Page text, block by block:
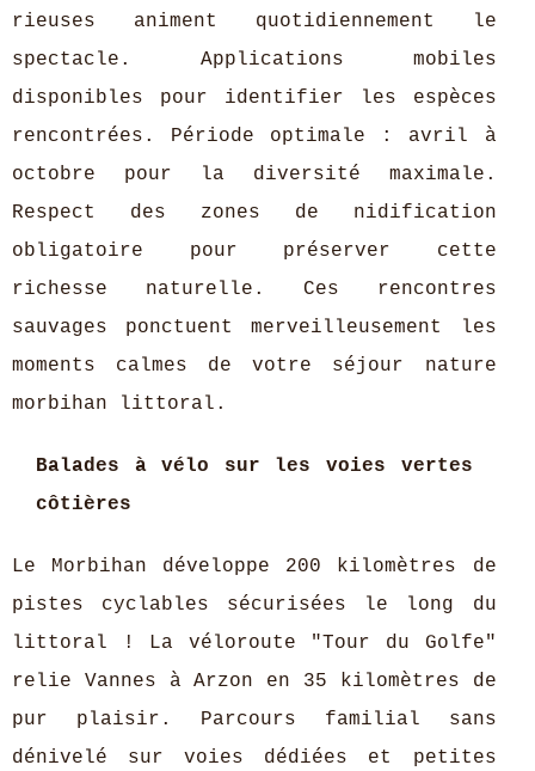
rieuses animent quotidiennement le
spectacle. Applications mobiles
disponibles pour identifier les espèces
rencontrées. Période optimale : avril à
octobre pour la diversité maximale.
Respect des zones de nidification
obligatoire pour préserver cette
richesse naturelle. Ces rencontres
sauvages ponctuent merveilleusement les
moments calmes de votre séjour nature
morbihan littoral.
Balades à vélo sur les voies vertes
côtières
Le Morbihan développe 200 kilomètres de
pistes cyclables sécurisées le long du
littoral ! La véloroute "Tour du Golfe"
relie Vannes à Arzon en 35 kilomètres de
pur plaisir. Parcours familial sans
dénivelé sur voies dédiées et petites